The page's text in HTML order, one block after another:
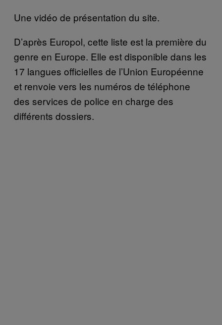
Une vidéo de présentation du site.
D’après Europol, cette liste est la première du
genre en Europe. Elle est disponible dans les
17 langues officielles de l’Union Européenne
et renvoie vers les numéros de téléphone
des services de police en charge des
différents dossiers.